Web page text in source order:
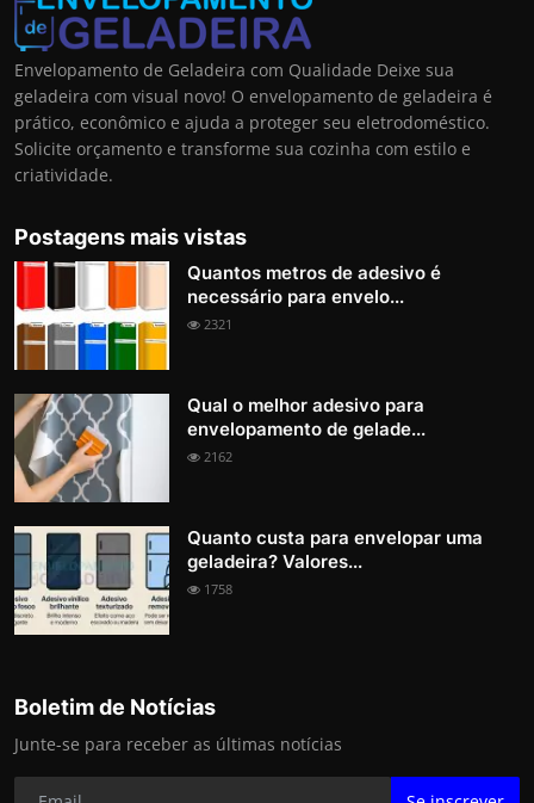
Envelopamento de Geladeira com Qualidade Deixe sua
geladeira com visual novo! O envelopamento de geladeira é
prático, econômico e ajuda a proteger seu eletrodoméstico.
Solicite orçamento e transforme sua cozinha com estilo e
criatividade.
Postagens mais vistas
Quantos metros de adesivo é
necessário para envelo...
2321
Qual o melhor adesivo para
envelopamento de gelade...
2162
Quanto custa para envelopar uma
geladeira? Valores...
1758
Boletim de Notícias
Junte-se para receber as últimas notícias